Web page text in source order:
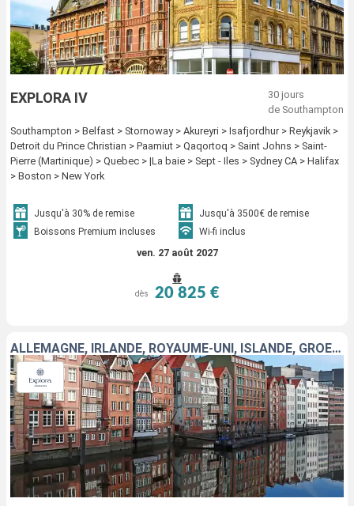
EXPLORA IV
30 jours
de Southampton
Southampton > Belfast > Stornoway > Akureyri > Isafjordhur > Reykjavik >
Detroit du Prince Christian > Paamiut > Qaqortoq > Saint Johns > Saint-
Pierre (Martinique) > Quebec > |La baie > Sept - Iles > Sydney CA > Halifax
> Boston > New York
Jusqu'à 30% de remise
Jusqu'à 3500€ de remise
Boissons Premium incluses
Wi-fi inclus
ven. 27 août 2027
dès 20 825 €
ALLEMAGNE, IRLANDE, ROYAUME-UNI, ISLANDE, GRÖENLAND, ANTIGUA-ET-BARBUDA, MARTINIQUE, CANADA, ÉTATS-UNIS